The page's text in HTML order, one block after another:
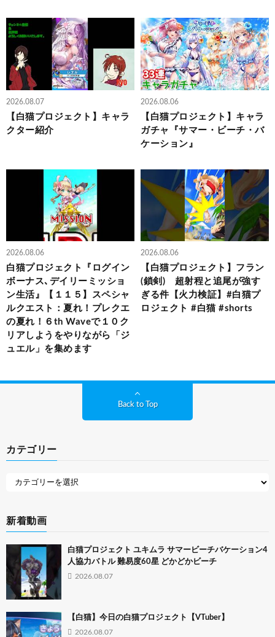
2026.08.07
【白猫プロジェクト】キャラ
クター紹介
2026.08.06
【白猫プロジェクト】キャラ
ガチャ『サマー・ビーチ・バ
ケーション』
2026.08.06
白猫プロジェクト『ログイン
ボーナス､デイリーミッショ
ン生活』【１１５】スペシャ
ルクエスト：夏れ！プレクエ
の夏れ！６th Waveで１０ク
リアしようをやりながら「ジ
ュエル」を集めます
2026.08.06
【白猫プロジェクト】フラン
(鎖剣) 超射程と追尾が強す
ぎる件【火力検証】#白猫プ
ロジェクト #白猫 #shorts
Back to Top
カテゴリー
新着動画
白猫プロジェクト ユキムラ サマービーチバケーション4
人協力バトル 難易度60星 どかどかビーチ
2026.08.07
【白猫】今日の白猫プロジェクト【VTuber】
2026.08.07